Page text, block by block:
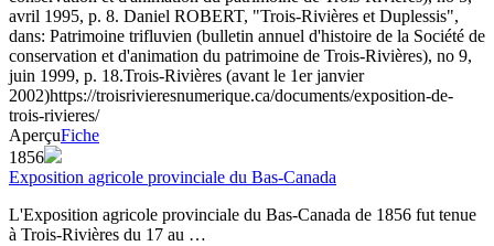
avril 1995, p. 8. Daniel ROBERT, "Trois-Rivières et Duplessis",
dans: Patrimoine trifluvien (bulletin annuel d'histoire de la Société de
conservation et d'animation du patrimoine de Trois-Rivières), no 9,
juin 1999, p. 18.Trois-Rivières (avant le 1er janvier
2002)https://troisrivieresnumerique.ca/documents/exposition-de-
trois-rivieres/
AperçuFiche
1856
Exposition agricole provinciale du Bas-Canada
L'Exposition agricole provinciale du Bas-Canada de 1856 fut tenue
à Trois-Rivières du 17 au …